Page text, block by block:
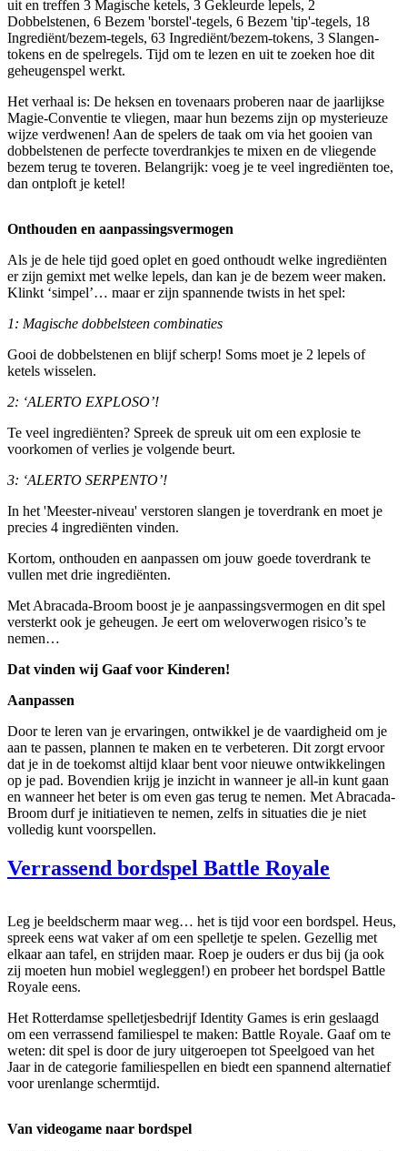
uit en treffen 3 Magische ketels, 3 Gekleurde lepels, 2
Dobbelstenen, 6 Bezem 'borstel'-tegels, 6 Bezem 'tip'-tegels, 18
Ingrediënt/bezem-tegels, 63 Ingrediënt/bezem-tokens, 3 Slangen-
tokens en de spelregels. Tijd om te lezen en uit te zoeken hoe dit
geheugenspel werkt.
Het verhaal is: De heksen en tovenaars proberen naar de jaarlijkse
Magie-Conventie te vliegen, maar hun bezems zijn op mysterieuze
wijze verdwenen! Aan de spelers de taak om via het gooien van
dobbelstenen de perfecte toverdrankjes te mixen en de vliegende
bezem terug te toveren. Belangrijk: voeg je te veel ingrediënten toe,
dan ontploft je ketel!
Onthouden en aanpassingsvermogen
Als je de hele tijd goed oplet en goed onthoudt welke ingrediënten
er zijn gemixt met welke lepels, dan kan je de bezem weer maken.
Klinkt ‘simpel’… maar er zijn spannende twists in het spel:
1: Magische dobbelsteen combinaties
Gooi de dobbelstenen en blijf scherp! Soms moet je 2 lepels of
ketels wisselen.
2: ‘ALERTO EXPLOSO’!
Te veel ingrediënten? Spreek de spreuk uit om een explosie te
voorkomen of verlies je volgende beurt.
3: ‘ALERTO SERPENTO’!
In het 'Meester-niveau' verstoren slangen je toverdrank en moet je
precies 4 ingrediënten vinden.
Kortom, onthouden en aanpassen om jouw goede toverdrank te
vullen met drie ingrediënten.
Met Abracada-Broom boost je je aanpassingsvermogen en dit spel
versterkt ook je geheugen. Je eert om weloverwogen risico’s te
nemen…
Dat vinden wij Gaaf voor Kinderen!
Aanpassen
Door te leren van je ervaringen, ontwikkel je de vaardigheid om je
aan te passen, plannen te maken en te verbeteren. Dit zorgt ervoor
dat je in de toekomst altijd klaar bent voor nieuwe ontwikkelingen
op je pad. Bovendien krijg je inzicht in wanneer je all-in kunt gaan
en wanneer het beter is om even gas terug te nemen. Met Abracada-
Broom durf je initiatieven te nemen, zelfs in situaties die je niet
volledig kunt voorspellen.
Verrassend bordspel Battle Royale
Leg je beeldscherm maar weg… het is tijd voor een bordspel. Heus,
spreek eens wat vaker af om een spelletje te spelen. Gezellig met
elkaar aan tafel, en strijden maar. Roep je ouders er dus bij (ja ook
zij moeten hun mobiel wegleggen!) en probeer het bordspel Battle
Royale eens.
Het Rotterdamse spelletjesbedrijf Identity Games is erin geslaagd
om een verrassend familiespel te maken: Battle Royale. Gaaf om te
weten: dit spel is door de jury uitgeroepen tot Speelgoed van het
Jaar in de categorie familiespellen en biedt een spannend alternatief
voor urenlange schermtijd.
Van videogame naar bordspel